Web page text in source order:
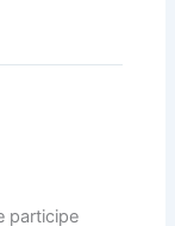
participe